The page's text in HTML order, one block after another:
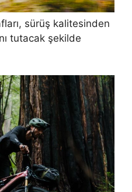
sürüş kalitesinden
tutacak şekilde